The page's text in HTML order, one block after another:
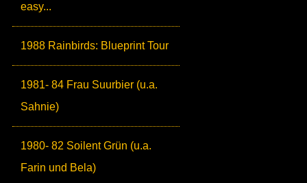
easy...
1988 Rainbirds: Blueprint Tour
1981- 84 Frau Suurbier (u.a.
Sahnie)
1980- 82 Soilent Grün (u.a.
Farin und Bela)